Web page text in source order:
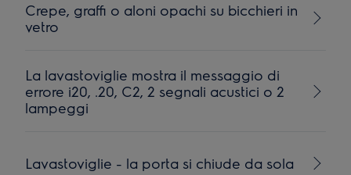
Crepe, graffi o aloni opachi su bicchieri in
vetro
La lavastoviglie mostra il messaggio di
errore i20, .20, C2, 2 segnali acustici o 2
lampeggi
Lavastoviglie - la porta si chiude da sola